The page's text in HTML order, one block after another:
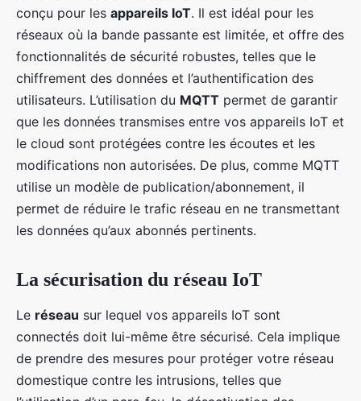
conçu pour les appareils IoT. Il est idéal pour les
réseaux où la bande passante est limitée, et offre des
fonctionnalités de sécurité robustes, telles que le
chiffrement des données et l’authentification des
utilisateurs. L’utilisation du MQTT permet de garantir
que les données transmises entre vos appareils IoT et
le cloud sont protégées contre les écoutes et les
modifications non autorisées. De plus, comme MQTT
utilise un modèle de publication/abonnement, il
permet de réduire le trafic réseau en ne transmettant
les données qu’aux abonnés pertinents.
La sécurisation du réseau IoT
Le réseau sur lequel vos appareils IoT sont
connectés doit lui-même être sécurisé. Cela implique
de prendre des mesures pour protéger votre réseau
domestique contre les intrusions, telles que